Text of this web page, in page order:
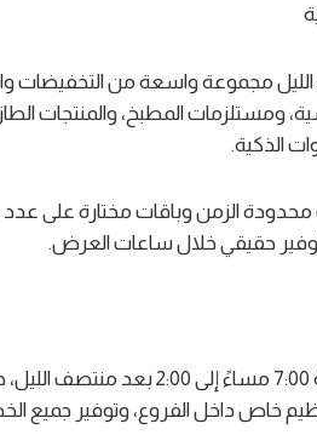
مجموعة واسعة من التخفيضات
ومستلزمات المطبخ، والمنتجات
الذكية.
الزمن وباقات مختارة على عدد من
حقيقي خلال ساعات العرض.
تمتد فترة العروض من الساعة
خاص داخل الفروع، وتوفير